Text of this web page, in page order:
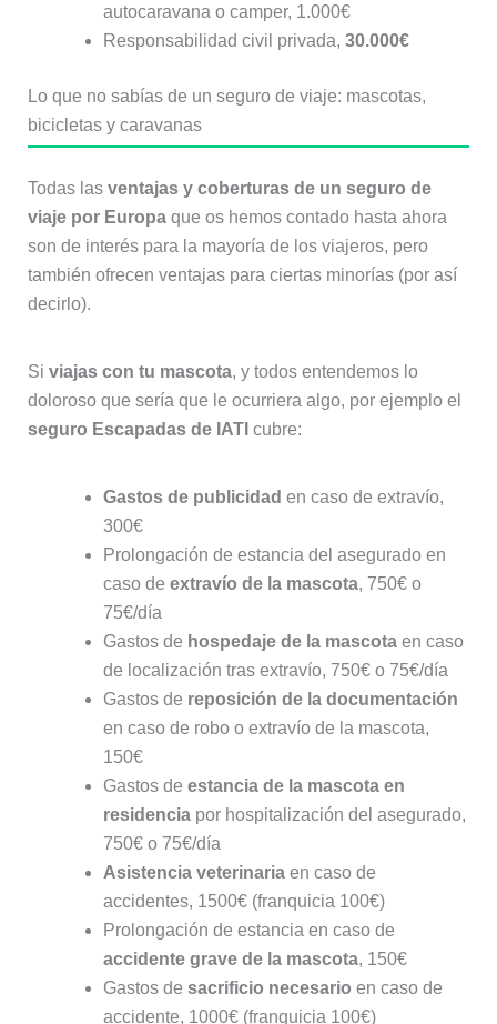
autocaravana o camper, 1.000€
Responsabilidad civil privada, 30.000€
Lo que no sabías de un seguro de viaje: mascotas,
bicicletas y caravanas
Todas las ventajas y coberturas de un seguro de
viaje por Europaque os hemos contado hasta ahora
son de interés para la mayoría de los viajeros, pero
también ofrecen ventajas para ciertas minorías (por así
decirlo).
Si viajas con tu mascota, y todos entendemos lo
doloroso que sería que le ocurriera algo, por ejemplo el
seguro Escapadas de IATI cubre:
Gastos de publicidad en caso de extravío,
300€
Prolongación de estancia del asegurado en
caso de extravío de la mascota, 750€ o
75€/día
Gastos de hospedaje de la mascotaen caso
de localización tras extravío, 750€ o 75€/día
Gastos de reposición de la documentación
en caso de robo o extravío de la mascota,
150€
Gastos de estancia de la mascota en
residenciapor hospitalización del asegurado,
750€ o 75€/día
Asistencia veterinariaen caso de
accidentes, 1500€ (franquicia 100€)
Prolongación de estancia en caso de
accidente grave de la mascota, 150€
Gastos de sacrificio necesario en caso de
accidente, 1000€ (franquicia 100€)